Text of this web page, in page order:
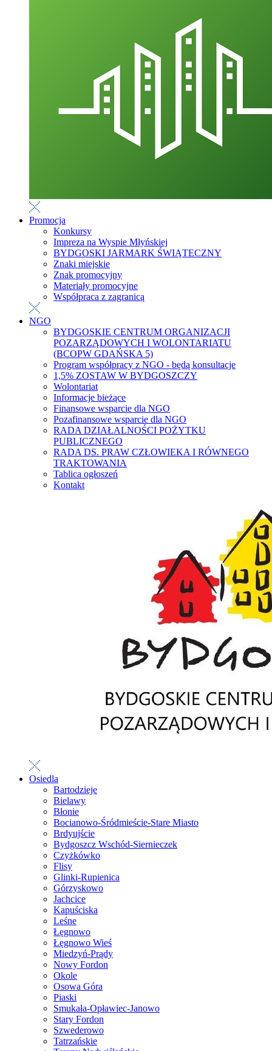
Promocja
Konkursy
Impreza na Wyspie Młyńskiej
BYDGOSKI JARMARK ŚWIĄTECZNY
Znaki miejskie
Znak promocyjny
Materiały promocyjne
Współpraca z zagranicą
NGO
BYDGOSKIE CENTRUM ORGANIZACJI
POZARZĄDOWYCH I WOLONTARIATU
(BCOPW GDAŃSKA 5)
Program współpracy z NGO - będą konsultacje
1,5% ZOSTAW W BYDGOSZCZY
Wolontariat
Informacje bieżące
Finansowe wsparcie dla NGO
Pozafinansowe wsparcie dla NGO
RADA DZIAŁALNOŚCI POŻYTKU
PUBLICZNEGO
RADA DS. PRAW CZŁOWIEKA I RÓWNEGO
TRAKTOWANIA
Tablica ogłoszeń
Kontakt
Osiedla
Bartodzieje
Bielawy
Błonie
Bocianowo-Śródmieście-Stare Miasto
Brdyujście
Bydgoszcz Wschód-Siernieczek
Czyżkówko
Flisy
Glinki-Rupienica
Górzyskowo
Jachcice
Kapuściska
Leśne
Łęgnowo
Łęgnowo Wieś
Miedzyń-Prądy
Nowy Fordon
Okole
Osowa Góra
Piaski
Smukała-Opławiec-Janowo
Stary Fordon
Szwederowo
Tatrzańskie